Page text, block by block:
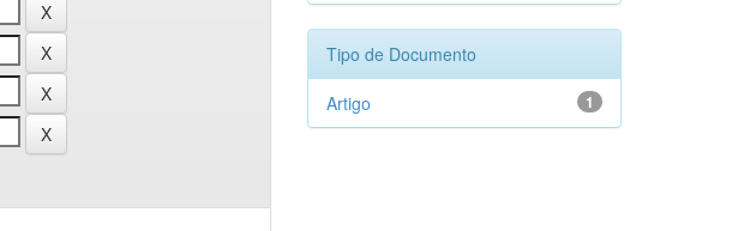
Tipo de Documento
1
Artigo